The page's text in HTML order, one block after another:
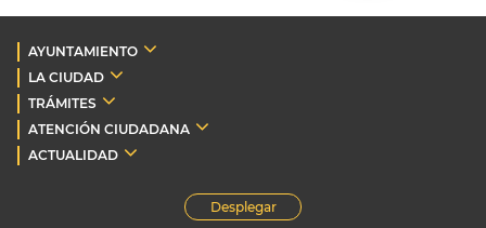
AYUNTAMIENTO
LA CIUDAD
TRÁMITES
ATENCIÓN CIUDADANA
ACTUALIDAD
Desplegar